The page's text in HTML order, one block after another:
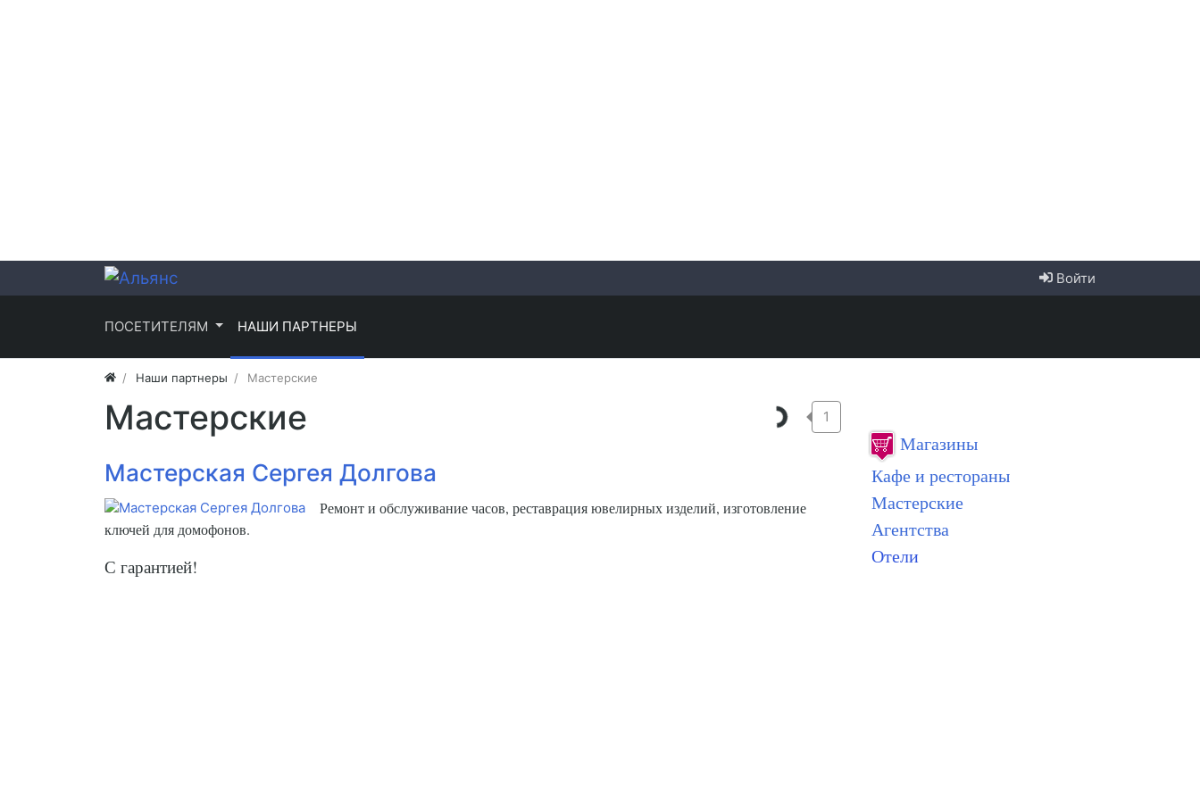
Войти
ПОСЕТИТЕЛЯМ НАШИ ПАРТНЕРЫ
Наши партнеры Мастерские
Мастерские 1
Мастерская Сергея Долгова
Ремонт и обслуживание часов, реставрация ювелирных изделий, изготовление
ключей для домофонов.
С гарантией!
Магазины
Кафе и рестораны
Мастерские
Агентства
Отели